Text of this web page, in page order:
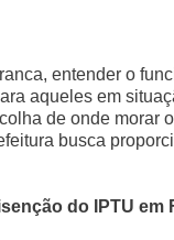
entender o
aqueles em
de onde morar
busca
do IPTU em